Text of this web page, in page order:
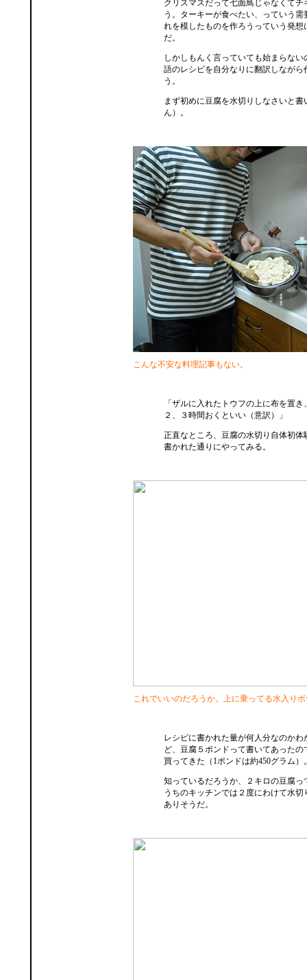
クリスマスだって七面鳥じゃなくてチ
う。ターキーが食べたい、っていう需
れを模したものを作ろうっていう発想
だ。
しかしもんく言っていても始まらない
語のレシピを自分なりに翻訳しながら
う。
まず初めに豆腐を水切りしなさいと書
ん）。
こんな不安な料理記事もない。
「ザルに入れたトウフの上に布を置
２、３時間おくといい（意訳）」
正直なところ、豆腐の水切り自体初体
書かれた通りにやってみる。
これでいいのだろうか。上に乗ってる水入り
レシピに書かれた量が何人分なのかわ
ど、豆腐５ポンドって書いてあったの
買ってきた（1ポンドは約450グラム）
知っているだろうか、２キロの豆腐っ
うちのキッチンでは２度にわけて水切
ありそうだ。